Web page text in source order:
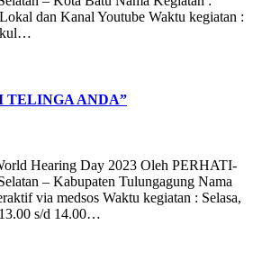
dan Kanal Youtube Waktu kegiatan :
TELINGA ANDA”
Hearing Day 2023 Oleh PERHATI-
– Kabupaten Tulungagung Nama
via medsos Waktu kegiatan : Selasa,
s/d 14.00…